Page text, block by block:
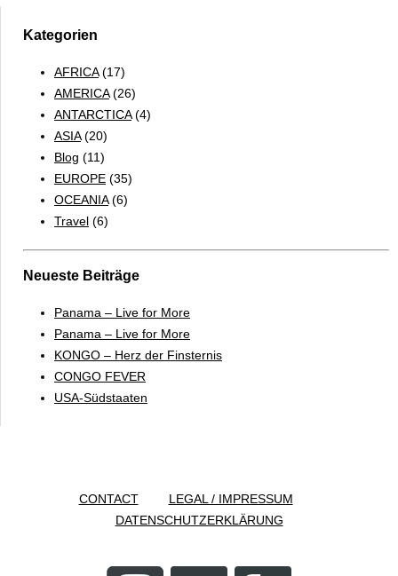
Kategorien
AFRICA(17)
AMERICA(26)
ANTARCTICA(4)
ASIA(20)
Blog (11)
EUROPE (35)
OCEANIA(6)
Travel (6)
Neueste Beiträge
Panama – Live for More
Panama – Live for More
KONGO – Herz der Finsternis
CONGO FEVER
USA-Südstaaten
CONTACT
LEGAL / IMPRESSUM
DATENSCHUTZERKLÄRUNG